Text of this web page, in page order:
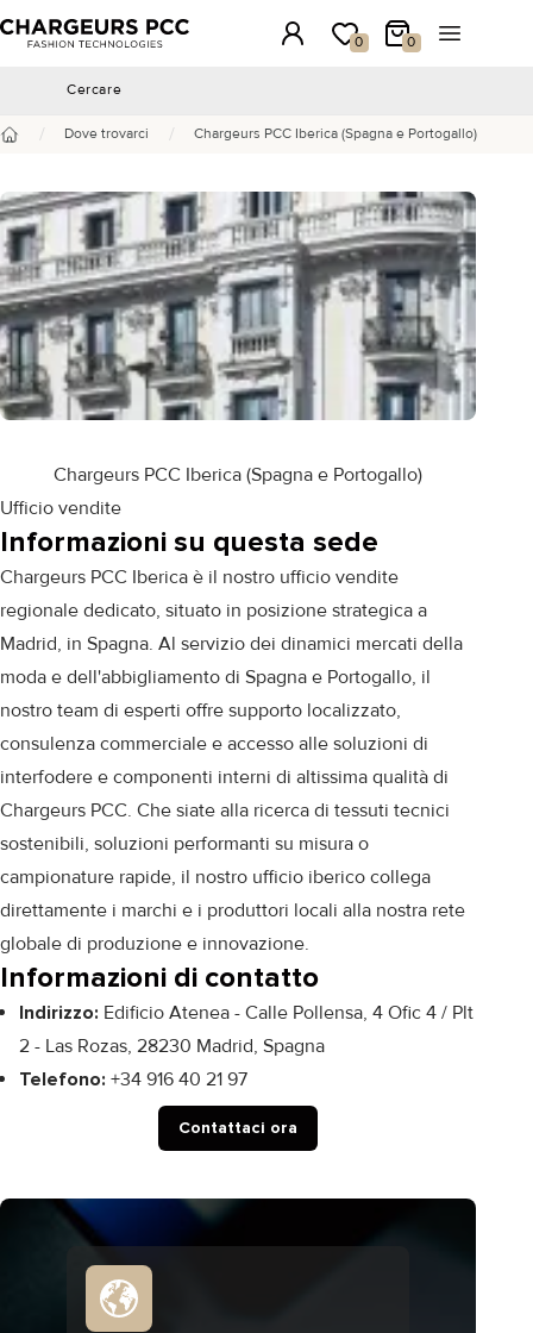
Chargeurs PCC Accesso0
La mia wishlist
0
Il mio carrello
Aprire il
Cercare
/ Dove trovarci / Chargeurs PCC Iberica (Spagna e Portogallo)
Chargeurs PCC Iberica (Spagna e Portogallo)
Ufficio vendite
Informazioni su questa sede
Chargeurs PCC Iberica è il nostro ufficio vendite
regionale dedicato, situato in posizione strategica a
Madrid, in Spagna. Al servizio dei dinamici mercati della
moda e dell'abbigliamento di Spagna e Portogallo, il
nostro team di esperti offre supporto localizzato,
consulenza commerciale e accesso alle soluzioni di
interfodere e componenti interni di altissima qualità di
Chargeurs PCC. Che siate alla ricerca di tessuti tecnici
sostenibili, soluzioni performanti su misura o
campionature rapide, il nostro ufficio iberico collega
direttamente i marchi e i produttori locali alla nostra rete
globale di produzione e innovazione.
Informazioni di contatto
Indirizzo: Edificio Atenea - Calle Pollensa, 4 Ofic 4 / Plt
2 - Las Rozas, 28230 Madrid, Spagna
Telefono: +34 916 40 21 97
Contattaci ora